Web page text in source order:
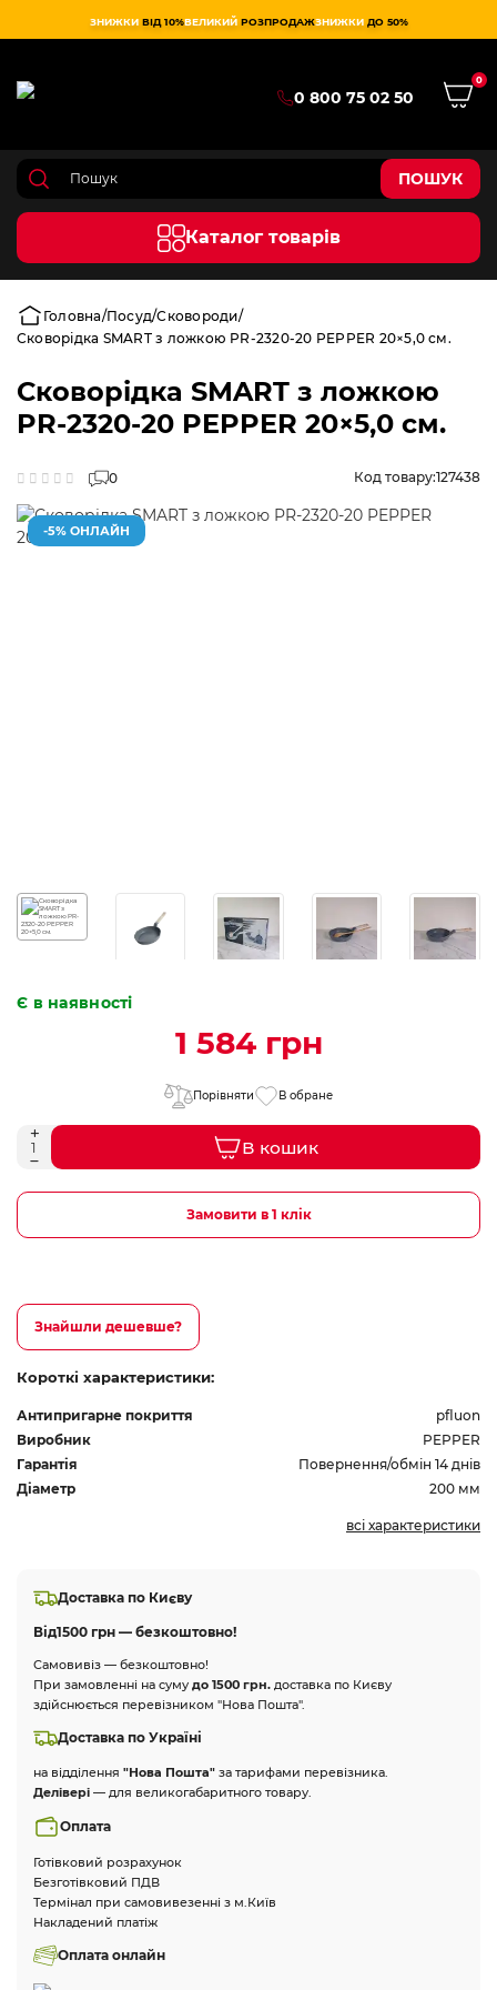
ЗНИЖКИ ВІД 10%ВЕЛИКИЙ РОЗПРОДАЖЗНИЖКИ ДО 50%
0 800 75 02 50
0
ПОШУК
Каталог товарів
Головна Посуд Сковороди
Сковорідка SMART з ложкою PR-2320-20 PEPPER 20×5,0 см.
Сковорідка SMART з ложкою
PR-2320-20 PEPPER 20×5,0 см.
0 Код товару:127438
-5% ОНЛАЙН
Є в наявності
1 584 грн
Порівняти В обране
В кошик
Замовити в 1 клік
Знайшли дешевше?
Короткі характеристики:
Антипригарне покриття
pfluon
Виробник
PEPPER
Гарантія
Повернення/обмін 14 днів
Діаметр
200 мм
всі характеристики
Доставка по Києву
Від1500 грн — безкоштовно!
Самовивіз — безкоштовно!
При замовленні на суму до 1500 грн. доставка по Києву
здійснюється перевізником "Нова Пошта".
Доставка по Україні
на відділення "Нова Пошта" за тарифами перевізника.
Делівері — для великогабаритного товару.
Оплата
Готівковий розрахунок
Безготівковий ПДВ
Термінал при самовивезенні з м.Київ
Накладений платіж
Оплата онлайн